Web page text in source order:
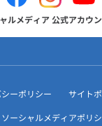
ルメディア 公式アカウ
ーポリシー
サイト
ソーシャルメディアポリ